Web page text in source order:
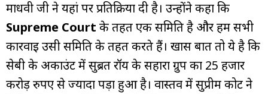
माधवी जी ने यहां पर प्रतिक्रिया दी है। उन्होंने कहा कि
Supreme Court के तहत एक समिति है और हम सभी
कार्रवाई उसी समिति के तहत करते हैं। खास बात तो ये है कि
सेबी के अकाउंट में सुब्रत रॉय के सहारा ग्रुप का 25 हजार
करोड़ रुपए से ज्यादा पड़ा हुआ है। वास्तव में सुप्रीम कोर्ट ने